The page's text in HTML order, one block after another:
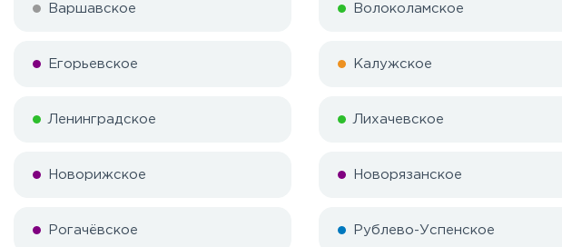
Варшавское Волоколамское
Егорьевское Калужское
Ленинградское Лихачевское
Новорижское Новорязанское
Рогачёвское Рублево-Успенское